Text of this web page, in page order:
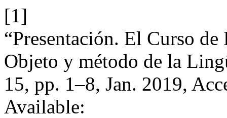
[1]
“Presentación. El Curso
Objeto y método de la
15, pp. 1–8, Jan. 2019,
Available: